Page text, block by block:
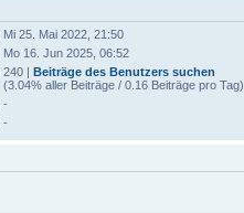
Mi 25. Mai 2022, 21:50
Mo 16. Jun 2025, 06:52
240 | Beiträge des Benutzers suchen
(3.04% aller Beiträge / 0.16 Beiträge pro Tag)
-
-